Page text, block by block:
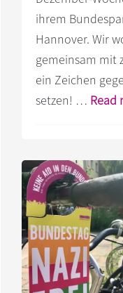
ihrem
Hannover. Wir
gemeinsam mit
ein Zeichen
setzen! … Read